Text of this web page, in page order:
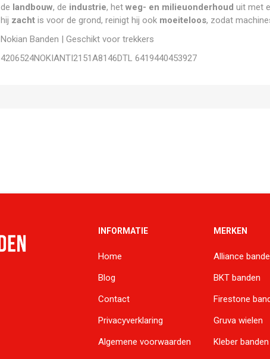
de landbouw, de industrie, het weg- en milieuonderhoud uit met
hij zachtis voor de grond, reinigt hij ook moeiteloos, zodat
Nokian Banden | Geschikt voor trekkers
4206524NOKIANTI2151A8146DTL 6419440453927
INFORMATIE
Home
Blog
Contact
Privacyverklaring
Algemene voorwaarden
MERKEN
Alliance
BKT banden
Firestone
Gruva wielen
Kleber banden